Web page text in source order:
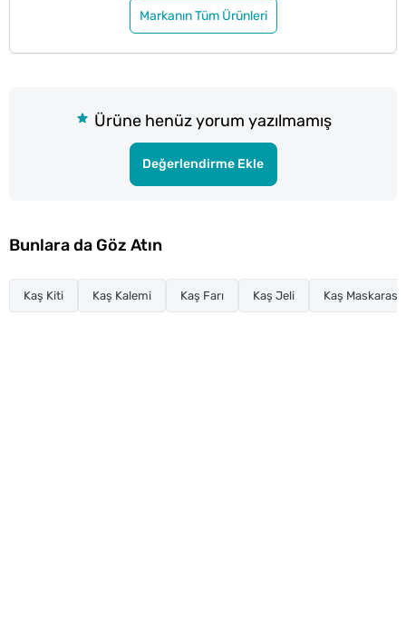
Markanın Tüm Ürünleri
Ürüne henüz yorum yazılmamış
Değerlendirme Ekle
Bunlara da Göz Atın
Kaş Kiti Kaş Kalemi Kaş Farı Kaş Jeli Kaş Maskarası